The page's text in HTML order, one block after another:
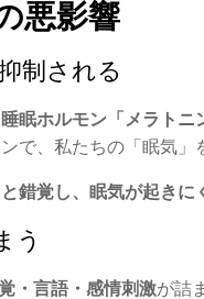
悪影響
制される
睡眠ホルモン「メラトニ
で、私たちの「眠気」
錯覚し、眠気が起きに
う
・言語・感情刺激が詰